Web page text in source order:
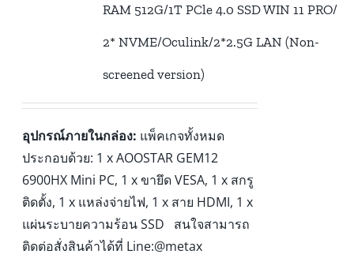
RAM 512G/1T PCle 4.0 SSD WIN 11 PRO/
2* NVME/Oculink/2*2.5G LAN (Non-
screened version)
อุปกรณ์ภายในกล่อง: แพ็คเกจทั้งหมด
ประกอบด้วย: 1 x AOOSTAR GEM12
6900HX Mini PC, 1 x ขายึด VESA, 1 x สกรู
ติดตั้ง, 1 x แหล่งจ่ายไฟ, 1 x สาย HDMI, 1 x
แผ่นระบายความร้อน SSD สนใจสามารถ
ติดต่อสั่งสินค้าได้ที่ Line:@metax